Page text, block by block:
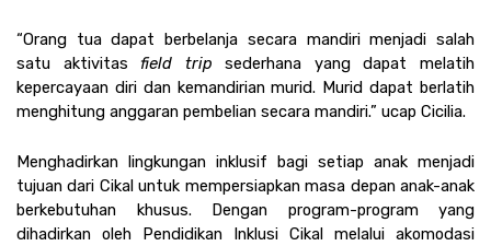
“Orang tua dapat berbelanja secara mandiri menjadi salah
satu aktivitas field trip sederhana yang dapat melatih
kepercayaan diri dan kemandirian murid. Murid dapat berlatih
menghitung anggaran pembelian secara mandiri.” ucap Cicilia.
Menghadirkan lingkungan inklusif bagi setiap anak menjadi
tujuan dari Cikal untuk mempersiapkan masa depan anak-anak
berkebutuhan khusus. Dengan program-program yang
dihadirkan oleh Pendidikan Inklusi Cikal melalui akomodasi